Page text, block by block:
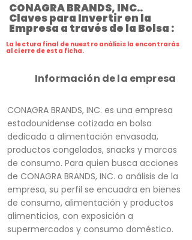
CONAGRA BRANDS, INC..
Claves para Invertir en la
Empresa a través de la Bolsa :
La lectura final de nuestro análisis la encontrarás
al cierre de esta ficha.
Información de la empresa
CONAGRA BRANDS, INC. es una empresa
estadounidense cotizada en bolsa
dedicada a alimentación envasada,
productos congelados, snacks y marcas
de consumo. Para quien busca acciones
de CONAGRA BRANDS, INC. o análisis de la
empresa, su perfil se encuadra en bienes
de consumo, alimentación y productos
alimenticios, con exposición a
supermercados y consumo doméstico.